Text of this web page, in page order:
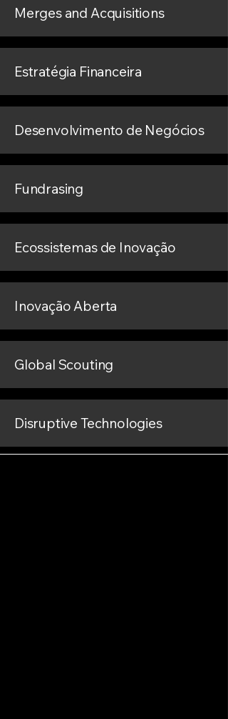
Merges and Acquisitions
Estratégia Financeira
Desenvolvimento de Negócios
Fundrasing
Ecossistemas de Inovação
Inovação Aberta
Global Scouting
Disruptive Technologies